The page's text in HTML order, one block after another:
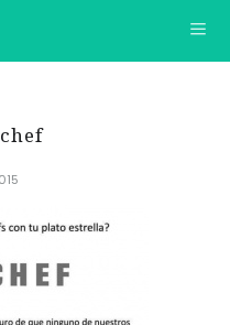
AVENTURA GASTRON